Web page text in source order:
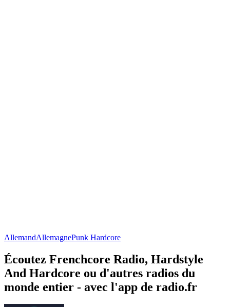
AllemandAllemagnePunk Hardcore
Écoutez Frenchcore Radio, Hardstyle
And Hardcore ou d'autres radios du
monde entier - avec l'app de radio.fr